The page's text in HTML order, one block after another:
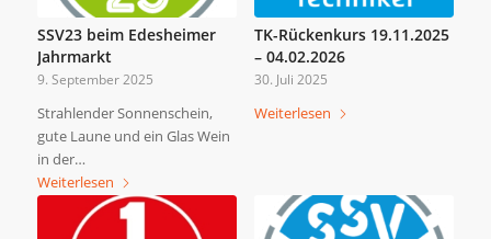
SSV23 beim Edesheimer
Jahrmarkt
9. September 2025
Strahlender Sonnenschein,
gute Laune und ein Glas Wein
in der…
Weiterlesen
TK-Rückenkurs 19.11.2025
– 04.02.2026
30. Juli 2025
Weiterlesen